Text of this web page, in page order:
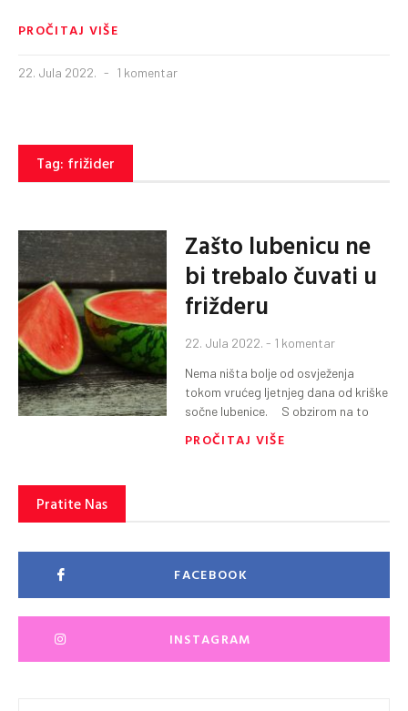
PROČITAJ VIŠE
22. Jula 2022. 1 komentar
Tag: frižider
Zašto lubenicu ne
bi trebalo čuvati u
frižderu
22. Jula 2022. 1 komentar
Nema ništa bolje od osvježenja
tokom vrućeg ljetnjeg dana od kriške
sočne lubenice. S obzirom na to
PROČITAJ VIŠE
Pratite Nas
FACEBOOK
INSTAGRAM